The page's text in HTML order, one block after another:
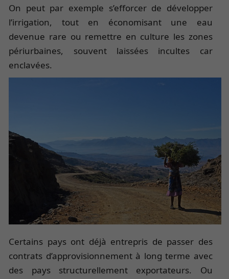
On peut par exemple s’efforcer de développer
l’irrigation, tout en économisant une eau
devenue rare ou remettre en culture les zones
périurbaines, souvent laissées incultes car
enclavées.
Certains pays ont déjà entrepris de passer des
contrats d’approvisionnement à long terme avec
des pays structurellement exportateurs. Ou